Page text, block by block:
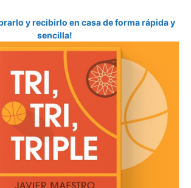
y recibirlo en casa de forma rápida y
sencilla!